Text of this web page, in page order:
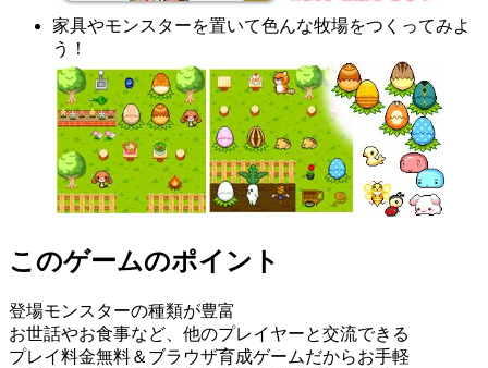
家具やモンスターを置いて色んな牧場をつくってみよ
う！
このゲームのポイント
登場モンスターの種類が豊富
お世話やお食事など、他のプレイヤーと交流できる
プレイ料金無料＆ブラウザ育成ゲームだからお手軽